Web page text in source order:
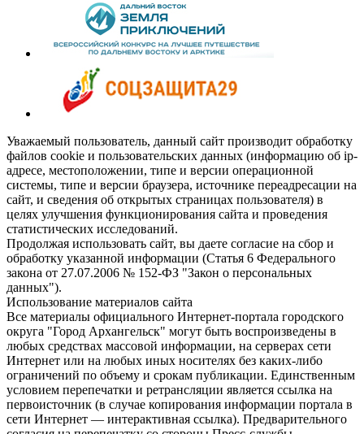
Уважаемый пользователь, данный сайт производит обработку
файлов cookie и пользовательских данных (информацию об ip-
адресе, местоположении, типе и версии операционной
системы, типе и версии браузера, источнике переадресации на
сайт, и сведения об открытых страницах пользователя) в
целях улучшения функционирования сайта и проведения
статистических исследований.
Продолжая использовать сайт, вы даете согласие на сбор и
обработку указанной информации (Статья 6 Федерального
закона от 27.07.2006 № 152-ФЗ "Закон о персональных
данных").
Использование материалов сайта
Все материалы официального Интернет-портала городского
округа "Город Архангельск" могут быть воспроизведены в
любых средствах массовой информации, на серверах сети
Интернет или на любых иных носителях без каких-либо
ограничений по объему и срокам публикации. Единственным
условием перепечатки и ретрансляции является ссылка на
первоисточник (в случае копирования информации портала в
сети Интернет — интерактивная ссылка). Предварительного